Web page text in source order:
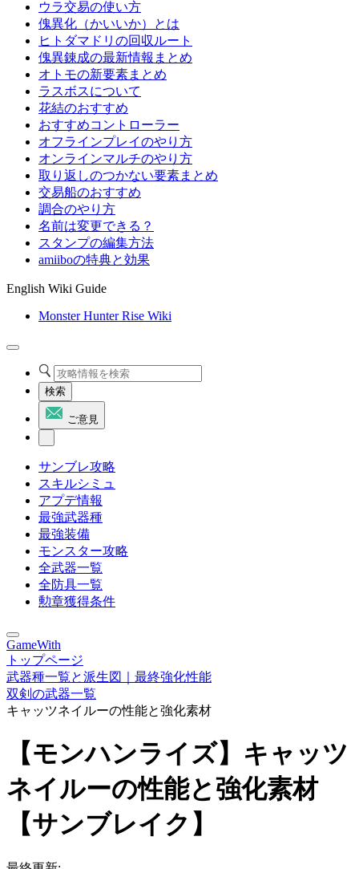
ウラ交易の使い方
傀異化（かいいか）とは
ヒトダマドリの回収ルート
傀異錬成の最新情報まとめ
オトモの新要素まとめ
ラスボスについて
花結のおすすめ
おすすめコントローラー
オフラインプレイのやり方
オンラインマルチのやり方
取り返しのつかない要素まとめ
交易船のおすすめ
調合のやり方
名前は変更できる？
スタンプの編集方法
amiiboの特典と効果
English Wiki Guide
Monster Hunter Rise Wiki
検索
ご意見
サンブレ攻略
スキルシミュ
アプデ情報
最強武器種
最強装備
モンスター攻略
全武器一覧
全防具一覧
勲章獲得条件
GameWith
トップページ
武器種一覧と派生図｜最終強化性能
双剣の武器一覧
キャッツネイルーの性能と強化素材
【モンハンライズ】キャッツ
ネイルーの性能と強化素材
【サンブレイク】